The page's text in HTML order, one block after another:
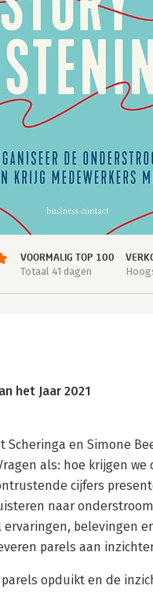
VOORMALIG TOP 100
Totaal 41 dagen
het Jaar 2021
Scheringa en Simone
als: hoe krijgen we
cijfers
naar
ervaringen, belevingen
parels aan
opduikt en de